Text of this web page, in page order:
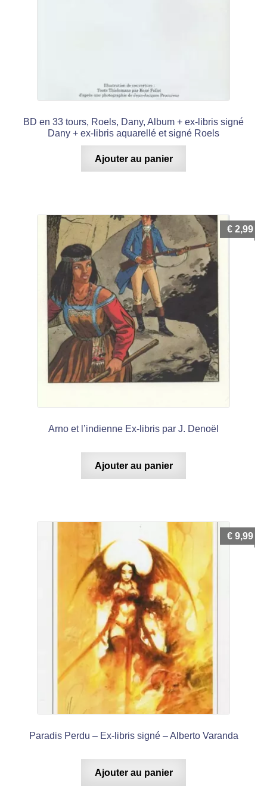
BD en 33 tours, Roels, Dany, Album + ex-libris signé
Dany + ex-libris aquarellé et signé Roels
Ajouter au panier
Arno et l’indienne Ex-libris par J. Denoël
€ 2,99
Ajouter au panier
Paradis Perdu – Ex-libris signé – Alberto Varanda
€ 9,99
Ajouter au panier